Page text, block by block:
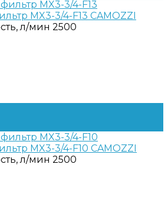
MX3-3/4-F13 CAMOZZI
л/мин 2500
MX3-3/4-F10 CAMOZZI
л/мин 2500